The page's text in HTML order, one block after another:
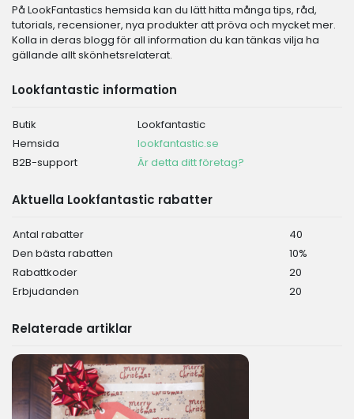
På LookFantastics hemsida kan du lätt hitta många tips, råd,
tutorials, recensioner, nya produkter att pröva och mycket mer.
Kolla in deras blogg för all information du kan tänkas vilja ha
gällande allt skönhetsrelaterat.
Lookfantastic information
Butik
Lookfantastic
Hemsida
lookfantastic.se
B2B-support
Är detta ditt företag?
Aktuella Lookfantastic rabatter
Antal rabatter
40
Den bästa rabatten
10%
Rabattkoder
20
Erbjudanden
20
Relaterade artiklar